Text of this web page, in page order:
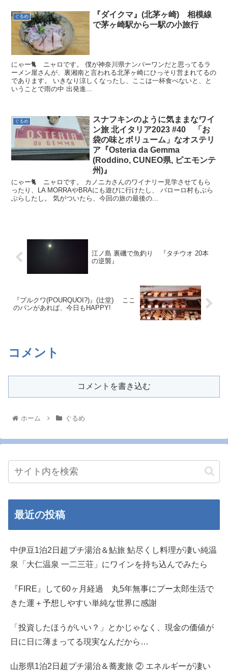
ぐるめ
『ダイクマ』(北茅ヶ崎) 相模線
で茅ヶ崎駅から一駅の小旅行
にゃー🐈 ニャロです。 僕が神奈川県ナンバーワンだと思ってるラ
ーメン屋さんが、裏湘南と言われる北茅ヶ崎にひっそり営まれてるの
であります。 いきなり涼しくなったし、ここは一杯食べないと、と
いうことで雨の中 出発進...
ぐるめ
スナフキンのように気ままなワイ
ン旅 北イタリア2023 #40 「お
袋の味とボリューム」なオステリ
ア『Osteria da Gemma
(Roddino, CUNEO県, ピエモンテ
州)』
にゃー🐈 ニャロです。 カノニカさんのワイナリー見学させてもら
ったり、LA MORRAやBRAにも遊びに行けたし、 バローロ村もぶら
ぶらしたし。 気がついたら、今回の旅の最後の...
江ノ島 裏磯で魚釣り 『タチウオ 20本
の逆襲』
『プルクワ(POURQUOI?)』(辻堂) ここ
のパンがあれば、今日もHAPPY!
コメント
コメントを書き込む
ホーム ぐるめ
最近の投稿
中伊豆1泊2日超プチ湯治＆鮎旅 鮎尽くし料理が凄い純温
泉「大仁温泉 一二三荘」にワインを持ち込んでみたら
『FIRE』して60ヶ月経過 丸5年無事にプー太郎生活で
きた運＋予想しやすい単純な世界に感謝
「投資したほうがいい？」とかじゃなく、現金の価値が
日に日に薄まってる現実なんだから…
山形県1泊2日超プチ湯治＆蕎麦旅 ② エネルギーが凄い